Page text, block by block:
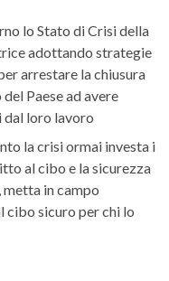
lo Stato di Crisi della
adottando strategie
arrestare la chiusura
Paese ad avere
loro lavoro
la crisi ormai investa i
al cibo e la sicurezza
metta in campo
sicuro per chi lo